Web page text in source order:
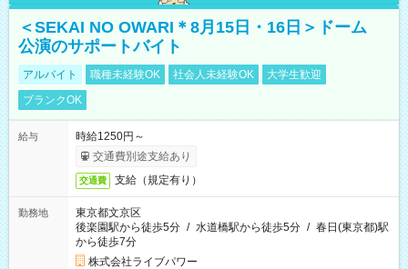
＜SEKAI NO OWARI＊8月15日・16日＞ドーム
公演のサポートバイト
アルバイト 職種未経験OK 社会人未経験OK
大学生歓迎
ブランクOK
給与
時給1250円～
交通費別途支給あり
交通費 支給（規定有り）
勤務地
東京都文京区
後楽園駅から徒歩5分 / 水道橋駅から徒歩5分 / 春日(東京都)駅
から徒歩7分
株式会社ライブパワー